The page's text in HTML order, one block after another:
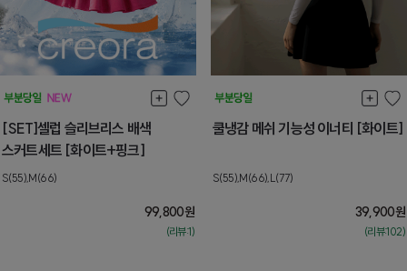
[SET]셀럽 슬리브리스 배색
스커트세트 [화이트+핑크]
S(55),M(66)
99,800원
(리뷰:1)
쿨냉감 메쉬 기능성 이너티 [화이트]
S(55),M(66),L(77)
39,900원
(리뷰:102)